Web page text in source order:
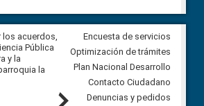
acuerdos,
Pública
y la
la
CPCCS convoca a Veeduría
Ciudadana para vigilar el
5 agosto, 2026
Next
Encuesta de servicios
Optimización de trámites
Plan Nacional Desarrollo
Contacto Ciudadano
Denuncias y pedidos